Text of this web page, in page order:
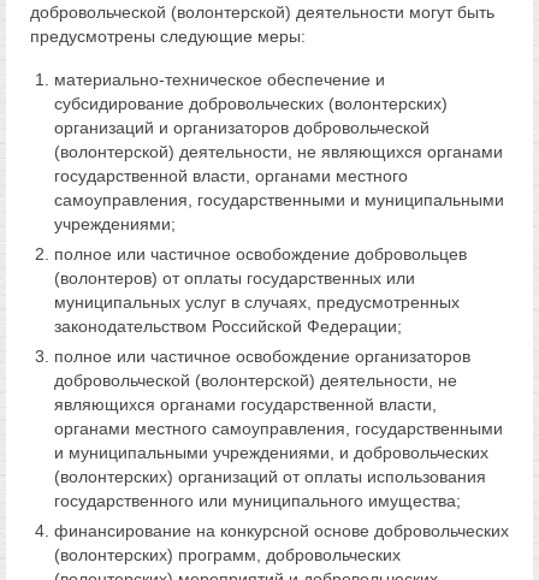
добровольческой (волонтерской) деятельности могут быть
предусмотрены следующие меры:
материально-техническое обеспечение и
субсидирование добровольческих (волонтерских)
организаций и организаторов добровольческой
(волонтерской) деятельности, не являющихся органами
государственной власти, органами местного
самоуправления, государственными и муниципальными
учреждениями;
полное или частичное освобождение добровольцев
(волонтеров) от оплаты государственных или
муниципальных услуг в случаях, предусмотренных
законодательством Российской Федерации;
полное или частичное освобождение организаторов
добровольческой (волонтерской) деятельности, не
являющихся органами государственной власти,
органами местного самоуправления, государственными
и муниципальными учреждениями, и добровольческих
(волонтерских) организаций от оплаты использования
государственного или муниципального имущества;
финансирование на конкурсной основе добровольческих
(волонтерских) программ, добровольческих